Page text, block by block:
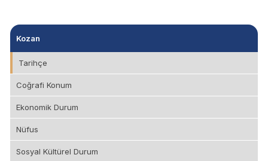
Kozan
Tarihçe
Coğrafi Konum
Ekonomik Durum
Nüfus
Sosyal Kültürel Durum